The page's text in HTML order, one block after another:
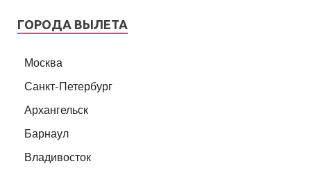
ГОРОДА ВЫЛЕТА
Москва
Санкт-Петербург
Архангельск
Барнаул
Владивосток